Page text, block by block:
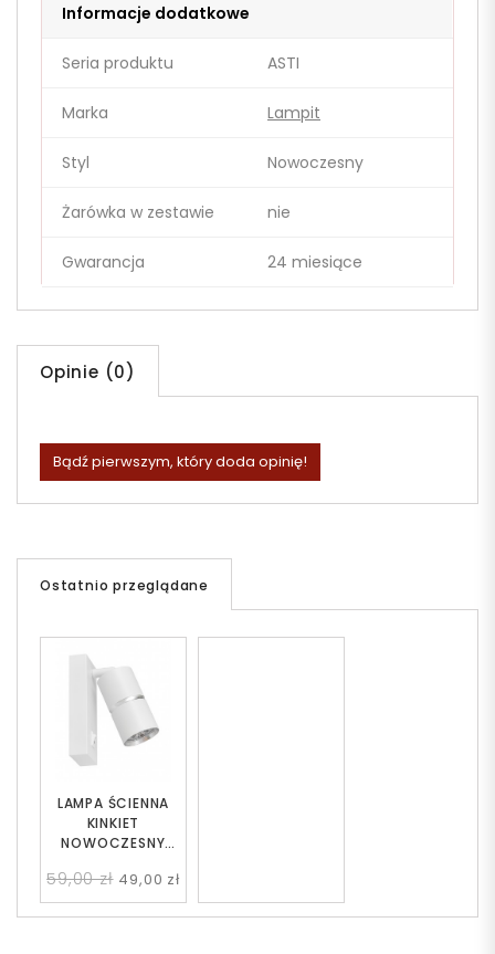
Informacje dodatkowe
Seria produktu ASTI
Marka Lampit
Styl Nowoczesny
Żarówka w zestawie nie
Gwarancja 24 miesiące
Opinie (0)
Bądź pierwszym, który doda opinię!
Ostatnio przeglądane
LAMPA ŚCIENNA
KINKIET
NOWOCZESNY
ASTI PRO
59,00 zł 49,00 zł